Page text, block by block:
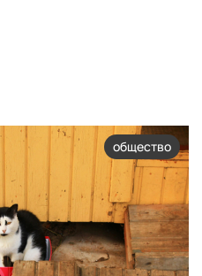
общество